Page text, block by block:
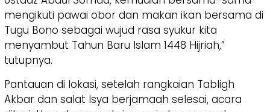
mengikuti pawai obor dan makan ikan bersama di
Tugu Bono sebagai wujud rasa syukur kita
menyambut Tahun Baru Islam 1448 Hijriah,”
tutupnya.
​Pantauan di lokasi, setelah rangkaian Tabligh
Akbar dan salat Isya berjamaah selesai, acara